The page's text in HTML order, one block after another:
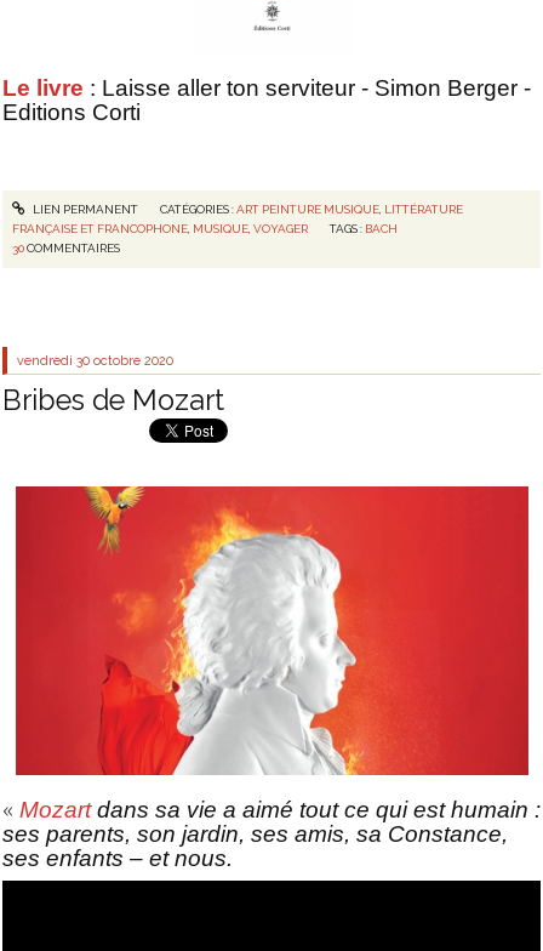
Le livre : Laisse aller ton serviteur - Simon Berger -
Editions Corti
LIEN PERMANENT CATÉGORIES :ART PEINTURE MUSIQUE, LITTÉRATURE
FRANÇAISE ET FRANCOPHONE MUSIQUE ,VOYAGER TAGS : BACH
30COMMENTAIRES
vendredi 30 octobre 2020
Bribes de Mozart
« Mozartdans sa vie a aimé tout ce qui est humain :
ses parents, son jardin, ses amis, sa Constance,
ses enfants – et nous.